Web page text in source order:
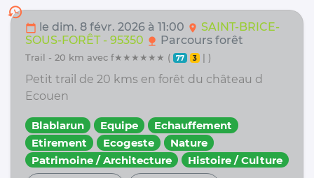
history
calendar_today le dim. 8 févr. 2026 à 11:00 location_on SAINT-BRICE-
SOUS-FORÊT - 95350 nature Parcours forêt
trail - 20 km avec f★★★★★★ ( 77 3 | )
Petit trail de 20 kms en forêt du château d
Ecouen
Blablarun Equipe
Echauffement
Etirement
Ecogeste
Nature
Patrimoine / Architecture
Histoire / Culture